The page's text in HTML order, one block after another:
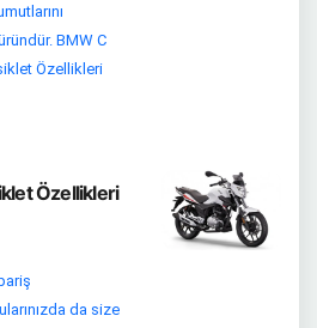
BMW C
Özellikleri
Özellikleri
da size